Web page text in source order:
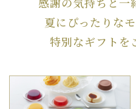
夏にぴったりな
特別なギフトを